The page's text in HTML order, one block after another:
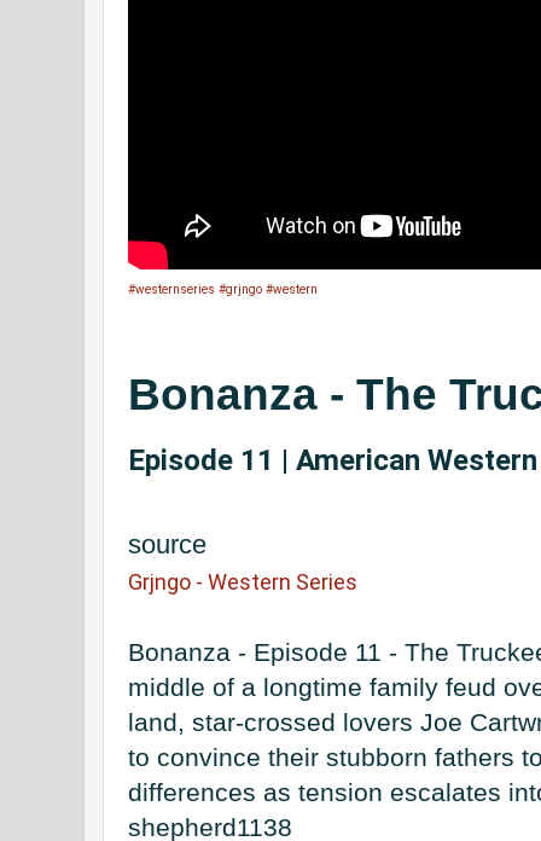
#westernseries #grjngo #western
Bonanza - The
Episode 11 | American
source
Grjngo - Western Series
Bonanza - Episode 11 - The
middle of a longtime family feud
land, star-crossed lovers Joe
to convince their stubborn fathers
differences as tension escalates
shepherd1138